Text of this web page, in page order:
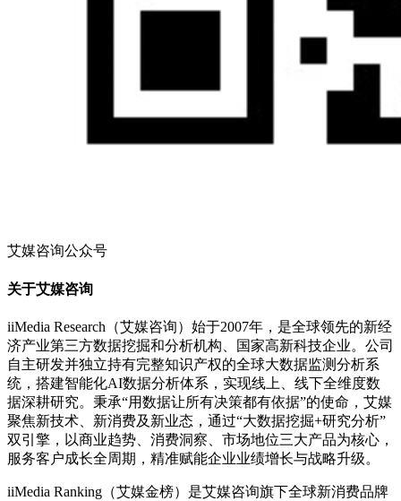
艾媒咨询公众号
关于艾媒咨询
iiMedia Research（艾媒咨询）始于2007年，是全球领先的新经
济产业第三方数据挖掘和分析机构、国家高新科技企业。公司
自主研发并独立持有完整知识产权的全球大数据监测分析系
统，搭建智能化AI数据分析体系，实现线上、线下全维度数
据深耕研究。秉承“用数据让所有决策都有依据”的使命，艾媒
聚焦新技术、新消费及新业态，通过“大数据挖掘+研究分析”
双引擎，以商业趋势、消费洞察、市场地位三大产品为核心，
服务客户成长全周期，精准赋能企业业绩增长与战略升级。
iiMedia Ranking（艾媒金榜）是艾媒咨询旗下全球新消费品牌